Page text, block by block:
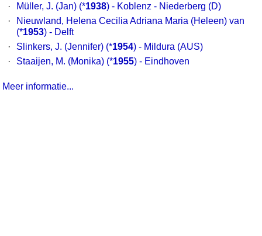
·
Müller, J. (Jan) (*1938) - Koblenz - Niederberg (D)
·
Nieuwland, Helena Cecilia Adriana Maria (Heleen) van
(*1953) - Delft
·
Slinkers, J. (Jennifer) (*1954) - Mildura (AUS)
·
Staaijen, M. (Monika) (*1955) - Eindhoven
Meer informatie...